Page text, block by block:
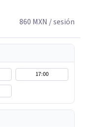
860 MXN / sesión
17:00